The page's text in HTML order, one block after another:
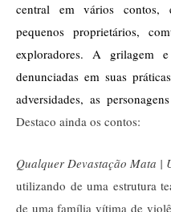
central em vários contos,
pequenos proprietários,
exploradores. A grilagem
denunciadas em suas
Destaco ainda os contos:
Qualquer Devastação Mata |
utilizando de uma estrutura
de uma família vítima de